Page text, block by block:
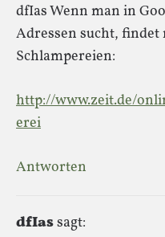
dfIas Wenn man in
Adressen sucht, findet
Schlampereien:
http://www.zeit.de/
erei
Antworten
dfIassagt: